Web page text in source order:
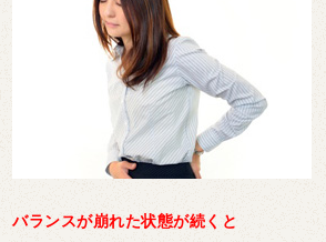
バランスが崩れた状態が続くと